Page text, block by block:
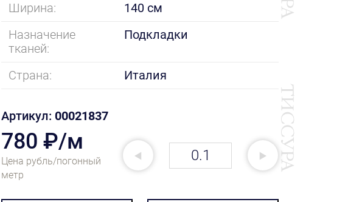
Ширина:
140 см
Назначение
тканей:
Подкладки
Страна: Италия
Артикул: 00021837
780 ₽/м
Цена рубль/погонный
метр